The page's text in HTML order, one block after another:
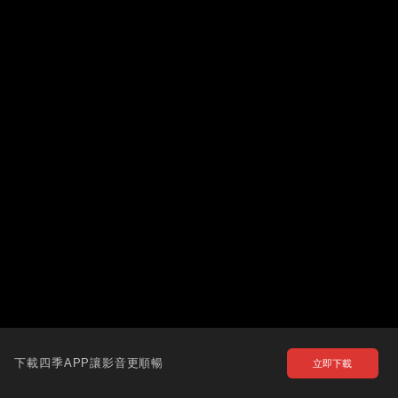
下載四季APP讓影音更順暢 立即下載